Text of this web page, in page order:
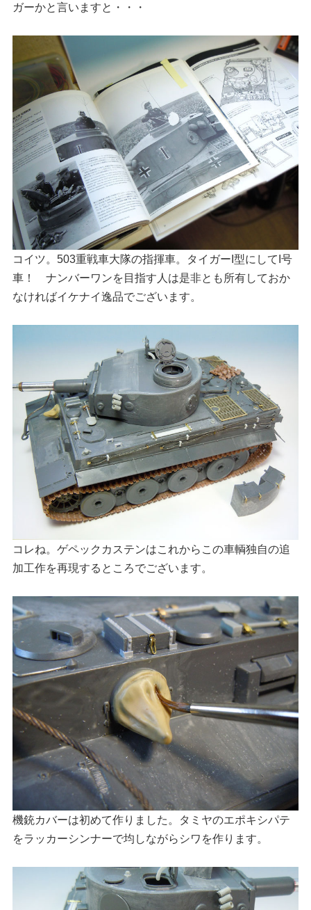
ガーかと言いますと・・・
コイツ。503重戦車大隊の指揮車。タイガーI型にしてI号
車！ ナンバーワンを目指す人は是非とも所有しておか
なければイケナイ逸品でございます。
コレね。ゲペックカステンはこれからこの車輌独自の追
加工作を再現するところでございます。
機銃カバーは初めて作りました。タミヤのエポキシパテ
をラッカーシンナーで均しながらシワを作ります。